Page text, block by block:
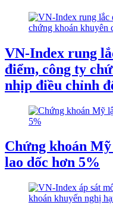
VN-Index rung
điểm, công ty
nhịp điều chỉnh
Chứng khoán
lao dốc hơn 5%